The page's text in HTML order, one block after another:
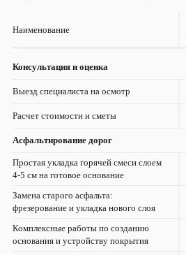
Наименование
Консультация и оценка
Выезд специалиста на осмотр
Расчет стоимости и сметы
Асфальтирование дорог
Простая укладка горячей смеси слоем
4-5 см на готовое основание
Замена старого асфальта:
фрезерование и укладка нового слоя
Комплексные работы по созданию
основания и устройству покрытия